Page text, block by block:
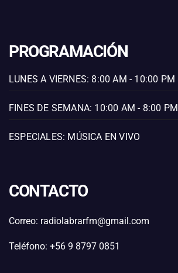
PROGRAMACIÓN
LUNES A VIERNES: 8:00 AM - 10:00 PM
FINES DE SEMANA: 10:00 AM - 8:00 PM
ESPECIALES: MÚSICA EN VIVO
CONTACTO
Correo: radiolabrarfm@gmail.com
Teléfono: +56 9 8797 0851